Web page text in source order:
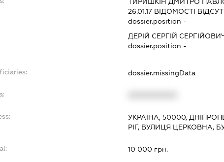
26.01.17ВІДОМОСТІ
dossier.position -
ДЕРІЙ СЕРГІЙ
dossier.position -
dossier.missingData
УКРАЇНА, 50000,
РІГ, ВУЛИЦЯ ЦЕРКОВНА,
10 000 грн.